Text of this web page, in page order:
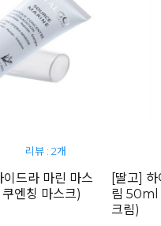
리뷰 : 2개
드라 마린 마스
엔칭 마스크)
[딸고]
림 50ml
크림)